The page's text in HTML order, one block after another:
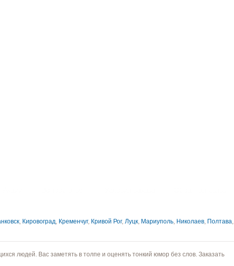
, Кировоград, Кременчуг, Кривой Рог, Луцк, Мариуполь, Николаев, Полтава,
людей. Вас заметять в толпе и оценять тонкий юмор без слов. Заказать